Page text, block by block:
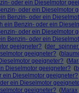
oder ein Dieselmotor
oder ein Dieselmotor
Benzin- oder ein
ein Benzin- oder ein
oder ein Dieselmotor
Benzin- oder ein
geeigneter? (
geeigneter? (
geeigneter? (
Dieselmotor geeigneter? (
ein Dieselmotor geeigneter?
ein Dieselmotor
geeigneter? (Marax